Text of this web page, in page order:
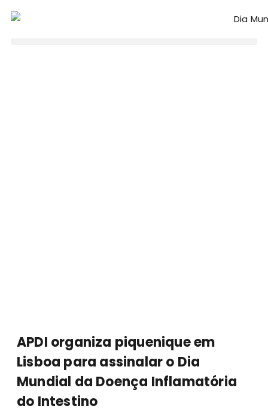
APDI organiza piquenique em
Lisboa para assinalar o Dia
Mundial da Doença Inflamatória
do Intestino